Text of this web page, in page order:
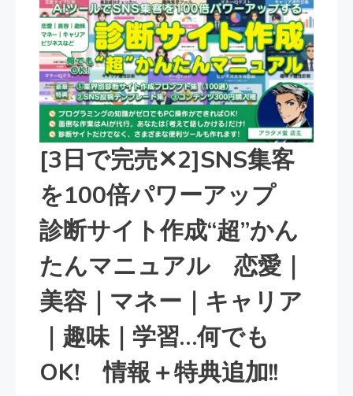
[3日で完売✕2]SNS集客
を100倍パワーアップ
診断サイト作成“超”かん
たんマニュアル 恋愛｜
美容｜マネー｜キャリア
｜趣味｜学習…何でも
OK! 情報＋特典追加!!